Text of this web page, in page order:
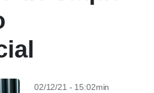
02/12/21 - 15:02min